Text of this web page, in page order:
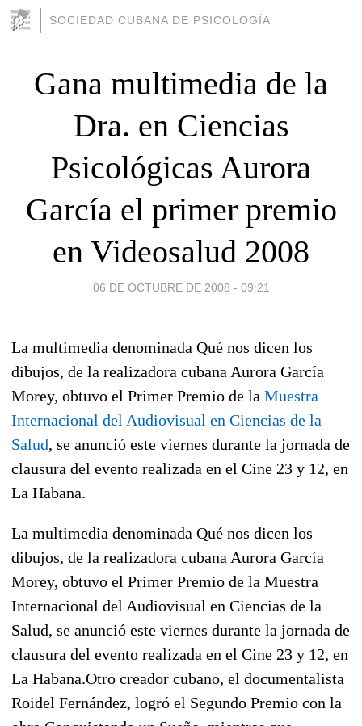
SOCIEDAD CUBANA DE PSICOLOGÍA
Gana multimedia de la
Dra. en Ciencias
Psicológicas Aurora
García el primer premio
en Videosalud 2008
06 DE OCTUBRE DE 2008 - 09:21
La multimedia denominada Qué nos dicen los
dibujos, de la realizadora cubana Aurora García
Morey, obtuvo el Primer Premio de la Muestra
Internacional del Audiovisual en Ciencias de la
Salud, se anunció este viernes durante la jornada de
clausura del evento realizada en el Cine 23 y 12, en
La Habana.
La multimedia denominada Qué nos dicen los
dibujos, de la realizadora cubana Aurora García
Morey, obtuvo el Primer Premio de la Muestra
Internacional del Audiovisual en Ciencias de la
Salud, se anunció este viernes durante la jornada de
clausura del evento realizada en el Cine 23 y 12, en
La Habana.Otro creador cubano, el documentalista
Roidel Fernández, logró el Segundo Premio con la